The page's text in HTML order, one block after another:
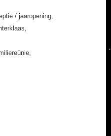
/ jaaropening,